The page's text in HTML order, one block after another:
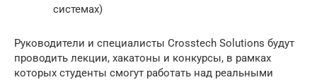
системах)
Руководители и специалисты Crosstech Solutions будут
проводить лекции, хакатоны и конкурсы, в рамках
которых студенты смогут работать над реальными